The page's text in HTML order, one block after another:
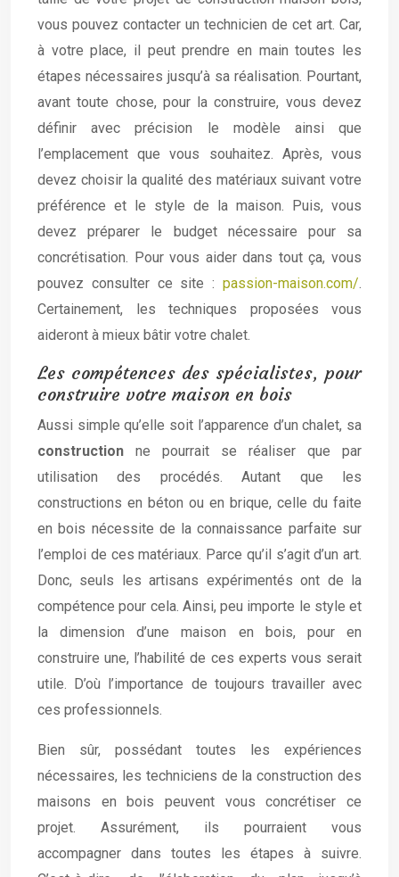
vous pouvez contacter un technicien de cet art. Car,
à votre place, il peut prendre en main toutes les
étapes nécessaires jusqu’à sa réalisation. Pourtant,
avant toute chose, pour la construire, vous devez
définir avec précision le modèle ainsi que
l’emplacement que vous souhaitez. Après, vous
devez choisir la qualité des matériaux suivant votre
préférence et le style de la maison. Puis, vous
devez préparer le budget nécessaire pour sa
concrétisation. Pour vous aider dans tout ça, vous
pouvez consulter ce site : passion-maison.com/.
Certainement, les techniques proposées vous
aideront à mieux bâtir votre chalet.
Les compétences des spécialistes, pour
construire votre maison en bois
Aussi simple qu’elle soit l’apparence d’un chalet, sa
construction ne pourrait se réaliser que par
utilisation des procédés. Autant que les
constructions en béton ou en brique, celle du faite
en bois nécessite de la connaissance parfaite sur
l’emploi de ces matériaux. Parce qu’il s’agit d’un art.
Donc, seuls les artisans expérimentés ont de la
compétence pour cela. Ainsi, peu importe le style et
la dimension d’une maison en bois, pour en
construire une, l’habilité de ces experts vous serait
utile. D’où l’importance de toujours travailler avec
ces professionnels.
Bien sûr, possédant toutes les expériences
nécessaires, les techniciens de la construction des
maisons en bois peuvent vous concrétiser ce
projet. Assurément, ils pourraient vous
accompagner dans toutes les étapes à suivre.